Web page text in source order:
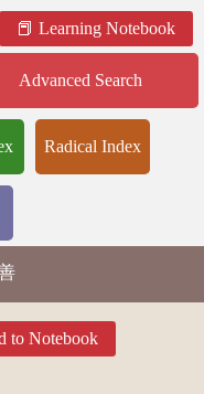
Learning Notebook
Advanced Search
Radical Index
to Notebook